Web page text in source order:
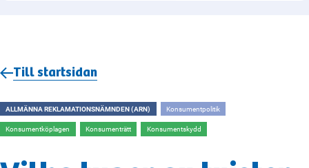
Till startsidan
ALLMÄNNA REKLAMATIONSNÄMNDEN (ARN) Konsumentpolitik
Konsumentköplagen Konsumenträtt Konsumentskydd